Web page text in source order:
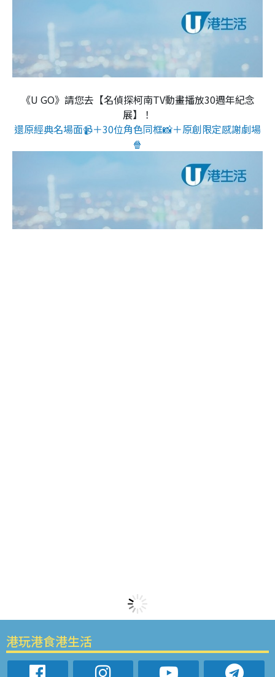
《U GO》請您去【名偵探柯南TV動畫播放30週年紀念
展】！
還原經典名場面📹＋30位角色同框📸＋原創限定感謝劇場
🍿
港玩港食港生活